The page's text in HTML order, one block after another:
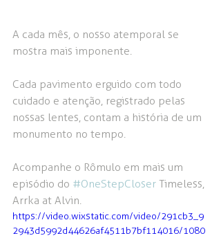
A cada mês, o nosso atemporal se
mostra mais imponente.
Cada pavimento erguido com todo
cuidado e atenção, registrado pelas
nossas lentes, contam a história de um
monumento no tempo.
Acompanhe o Rômulo em mais um
episódio do #OneStepCloser Timeless,
Arrka at Alvin.
https://video.wixstatic.com/video/291cb3_9
2943d5992d44626af4511b7bf114016/1080